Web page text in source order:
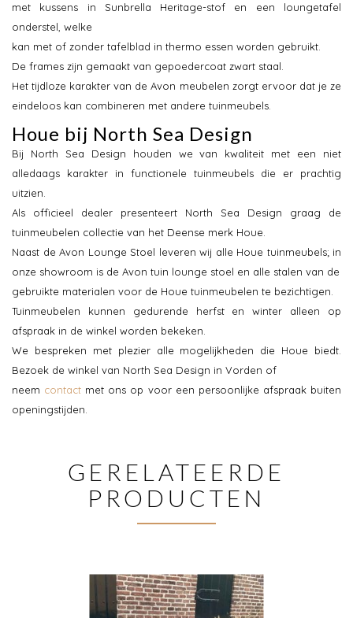
met kussens in Sunbrella Heritage-stof en een loungetafel
onderstel, welke
kan met of zonder tafelblad in thermo essen worden gebruikt.
De frames zijn gemaakt van gepoedercoat zwart staal.
Het tijdloze karakter van de Avon meubelen zorgt ervoor dat je ze
eindeloos kan combineren met andere tuinmeubels.
Houe bij North Sea Design
Bij North Sea Design houden we van kwaliteit met een niet
alledaags karakter in functionele tuinmeubels die er prachtig
uitzien.
Als officieel dealer presenteert North Sea Design graag de
tuinmeubelen collectie van het Deense merk Houe.
Naast de Avon Lounge Stoel leveren wij alle Houe tuinmeubels; in
onze showroom is de Avon tuin lounge stoel en alle stalen van de
gebruikte materialen voor de Houe tuinmeubelen te bezichtigen.
Tuinmeubelen kunnen gedurende herfst en winter alleen op
afspraak in de winkel worden bekeken.
We bespreken met plezier alle mogelijkheden die Houe biedt.
Bezoek de winkel van North Sea Design in Vorden of
neem contact met ons op voor een persoonlijke afspraak buiten
openingstijden.
GERELATEERDE
PRODUCTEN